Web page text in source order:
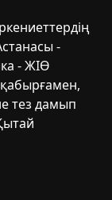
-
- ЖІӨ
тез дамып